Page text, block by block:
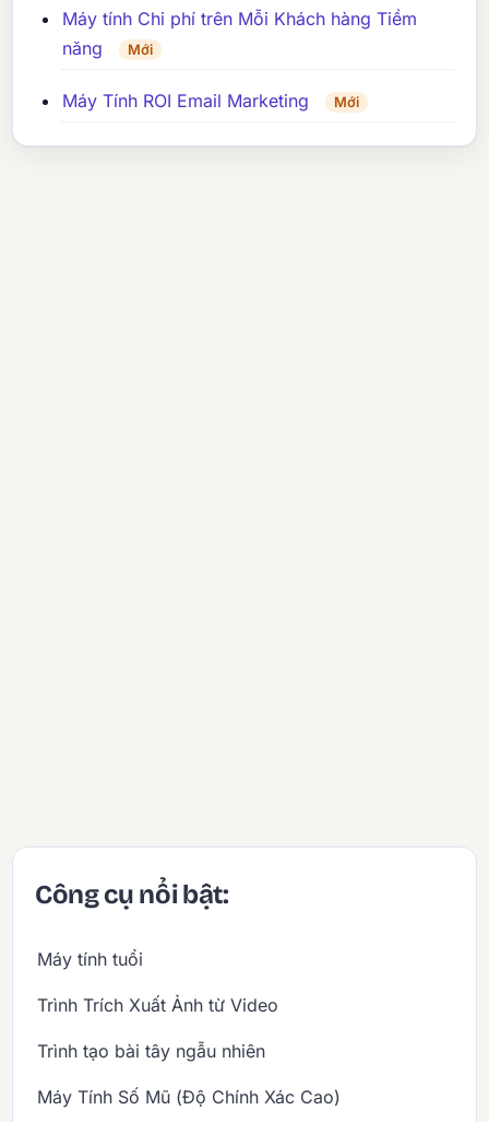
Máy tính Chi phí trên Mỗi Khách hàng Tiềm
năng
Mới
Máy Tính ROI Email Marketing Mới
Công cụ nổi bật:
Máy tính tuổi
Trình Trích Xuất Ảnh từ Video
Trình tạo bài tây ngẫu nhiên
Máy Tính Số Mũ (Độ Chính Xác Cao)